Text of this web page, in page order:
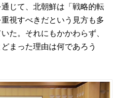
通じて、北朝鮮は「戦略的転
視すべきだという見方も多
た。それにもかかわらず、
まった理由は何であろう